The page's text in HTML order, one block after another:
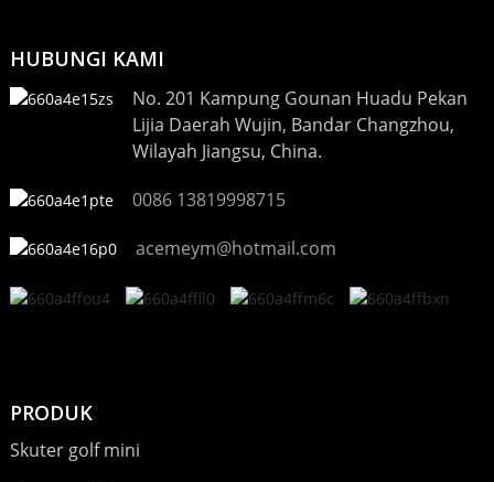
HUBUNGI KAMI
No. 201 Kampung Gounan Huadu Pekan
Lijia Daerah Wujin, Bandar Changzhou,
Wilayah Jiangsu, China.
0086 13819998715
acemeym@hotmail.com
PRODUK
Skuter golf mini